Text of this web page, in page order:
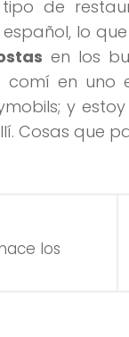
tipo de
lo
en los
comí en
y
Cosas que
los